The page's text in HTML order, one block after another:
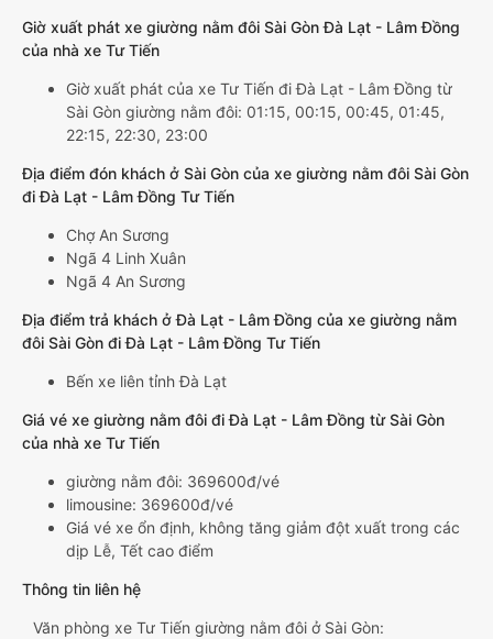
Giờ xuất phát xe giường nằm đôi Sài Gòn Đà Lạt - Lâm Đồng
của nhà xe Tư Tiến
Giờ xuất phát của xe Tư Tiến đi Đà Lạt - Lâm Đồng từ
Sài Gòn giường nằm đôi: 01:15, 00:15, 00:45, 01:45,
22:15, 22:30, 23:00
Địa điểm đón khách ở Sài Gòn của xe giường nằm đôi Sài Gòn
đi Đà Lạt - Lâm Đồng Tư Tiến
Chợ An Sương
Ngã 4 Linh Xuân
Ngã 4 An Sương
Địa điểm trả khách ở Đà Lạt - Lâm Đồng của xe giường nằm
đôi Sài Gòn đi Đà Lạt - Lâm Đồng Tư Tiến
Bến xe liên tỉnh Đà Lạt
Giá vé xe giường nằm đôi đi Đà Lạt - Lâm Đồng từ Sài Gòn
của nhà xe Tư Tiến
giường nằm đôi: 369600đ/vé
limousine: 369600đ/vé
Giá vé xe ổn định, không tăng giảm đột xuất trong các
dịp Lễ, Tết cao điểm
Thông tin liên hệ
Văn phòng xe Tư Tiến giường nằm đôi ở Sài Gòn: